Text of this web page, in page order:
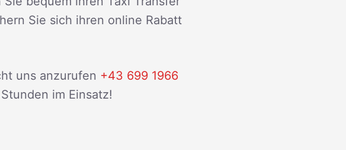
Sie sich ihren online Rabatt
uns anzurufen +43 699 1966
im Einsatz!